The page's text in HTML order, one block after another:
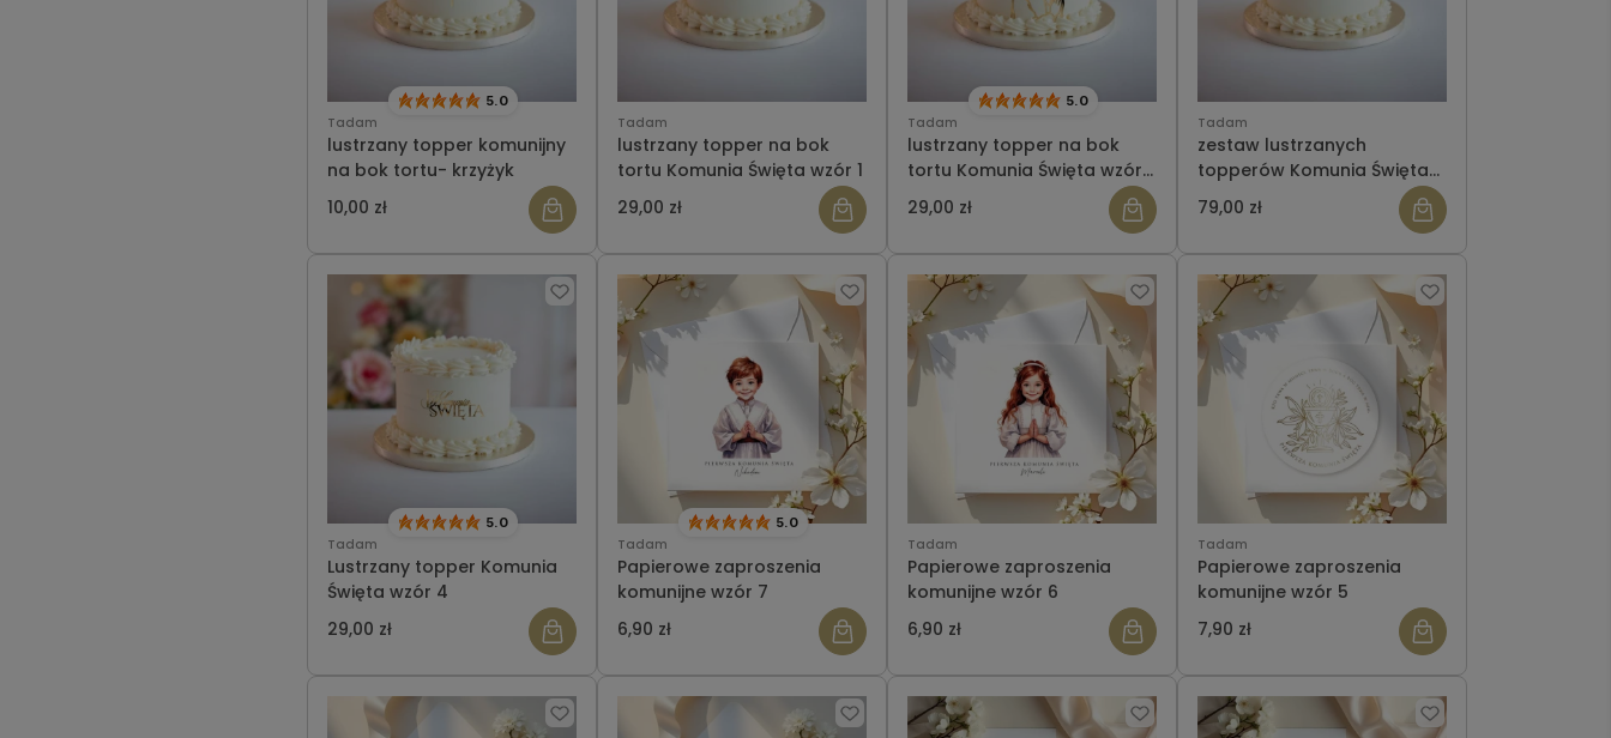
Tadam
lustrzany topper komunijny
na bok tortu- krzyżyk
5.0
10,00 zł
Tadam
lustrzany topper na bok
tortu Komunia Święta wzór 1
29,00 zł
Tadam
lustrzany topper na bok
tortu Komunia Święta wzór
2
5.0
29,00 zł
Tadam
zestaw lustrzanych
topperów Komunia Święta
wzór 3
79,00 zł
Tadam
Lustrzany topper Komunia
Święta wzór 4
5.0
29,00 zł
Tadam
Papierowe zaproszenia
komunijne wzór 7
5.0
6,90 zł
Tadam
Papierowe zaproszenia
komunijne wzór 6
6,90 zł
Tadam
Papierowe zaproszenia
komunijne wzór 5
7,90 zł